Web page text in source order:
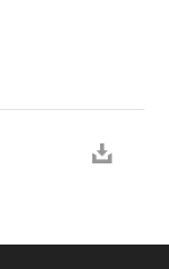
